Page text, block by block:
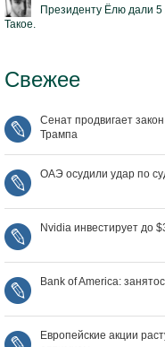
Президенту Ёлю дали
Такое.
Свежее
Сенат продвигает
Трампа
ОАЭ осудили удар по
Nvidia инвестирует до
Bank of America:
Европейские акции